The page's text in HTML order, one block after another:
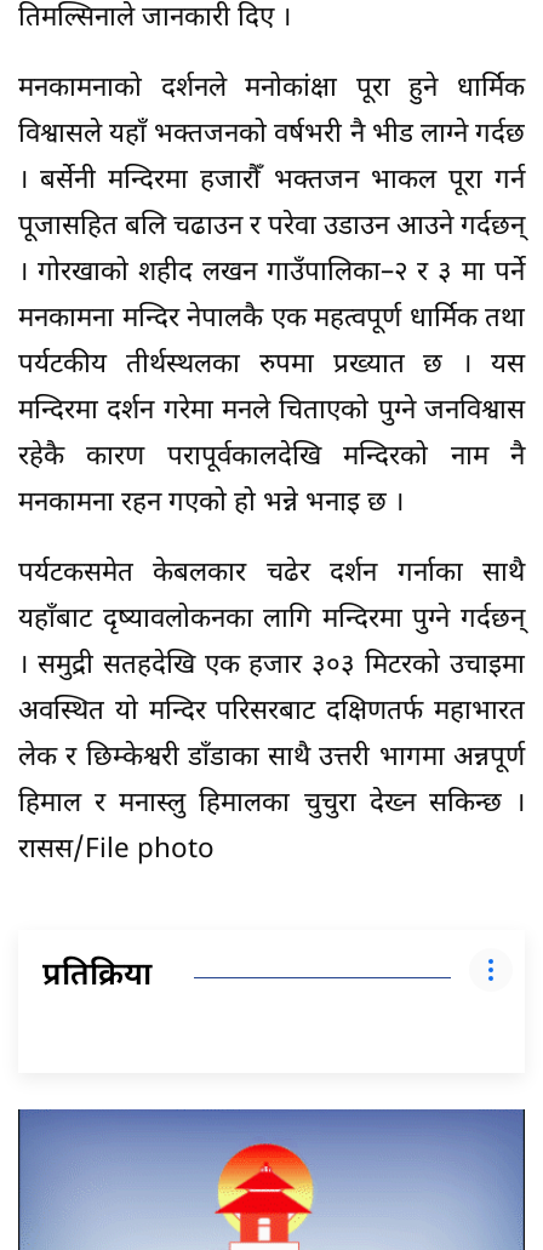
तिमल्सिनाले जानकारी दिए ।
मनकामनाको दर्शनले मनोकांक्षा पूरा हुने धार्मिक
विश्वासले यहाँ भक्तजनको वर्षभरी नै भीड लाग्ने गर्दछ
। बर्सेनी मन्दिरमा हजारौँ भक्तजन भाकल पूरा गर्न
पूजासहित बलि चढाउन र परेवा उडाउन आउने गर्दछन्
। गोरखाको शहीद लखन गाउँपालिका–२ र ३ मा पर्ने
मनकामना मन्दिर नेपालकै एक महत्वपूर्ण धार्मिक तथा
पर्यटकीय तीर्थस्थलका रुपमा प्रख्यात छ । यस
मन्दिरमा दर्शन गरेमा मनले चिताएको पुग्ने जनविश्वास
रहेकै कारण परापूर्वकालदेखि मन्दिरको नाम नै
मनकामना रहन गएको हो भन्ने भनाइ छ ।
पर्यटकसमेत केबलकार चढेर दर्शन गर्नाका साथै
यहाँबाट दृष्यावलोकनका लागि मन्दिरमा पुग्ने गर्दछन्
। समुद्री सतहदेखि एक हजार ३०३ मिटरको उचाइमा
अवस्थित यो मन्दिर परिसरबाट दक्षिणतर्फ महाभारत
लेक र छिम्केश्वरी डाँडाका साथै उत्तरी भागमा अन्नपूर्ण
हिमाल र मनास्लु हिमालका चुचुरा देख्न सकिन्छ ।
रासस/File photo
प्रतिक्रिया